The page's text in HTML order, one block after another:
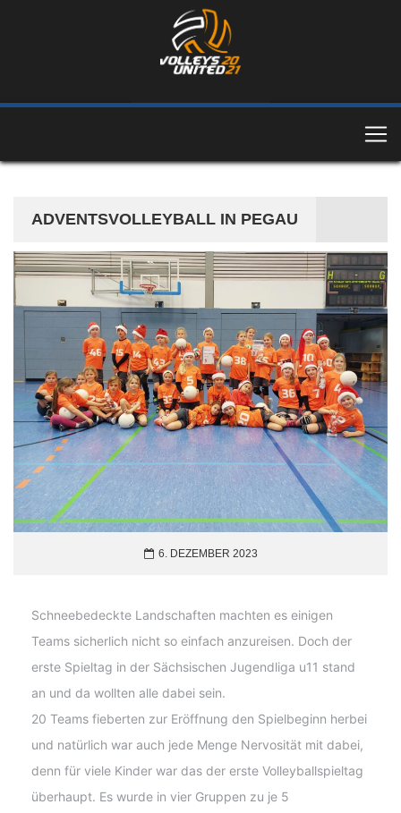
ADVENTSVOLLEYBALL IN PEGAU
6. DEZEMBER 2023
Schneebedeckte Landschaften machten es einigen
Teams sicherlich nicht so einfach anzureisen. Doch der
erste Spieltag in der Sächsischen Jugendliga u11 stand
an und da wollten alle dabei sein.
20 Teams fieberten zur Eröffnung den Spielbeginn herbei
und natürlich war auch jede Menge Nervosität mit dabei,
denn für viele Kinder war das der erste Volleyballspieltag
überhaupt. Es wurde in vier Gruppen zu je 5